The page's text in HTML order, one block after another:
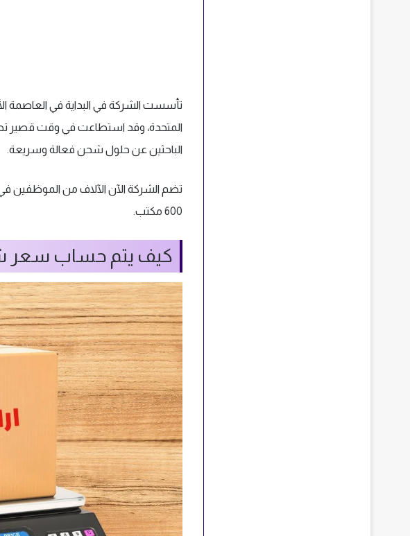
تأسست الشركة في البداية في العاصمة
المتحدة، وقد استطاعت في وقت قصير
الباحثين عن حلول شحن فعالة وسريعة.
600 مكتب.
كيف يتم حساب سعر